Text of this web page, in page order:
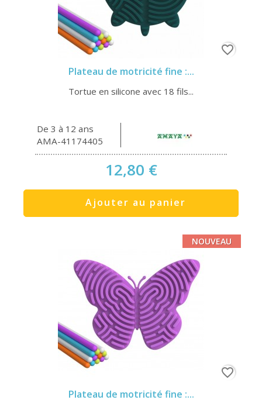
Plateau de motricité fine :...
Tortue en silicone avec 18 fils...
De 3 à 12 ans
AMA-41174405
12,80 €
Ajouter au panier
favorite_border
Plateau de motricité fine :...
NOUVEAU
favorite_border